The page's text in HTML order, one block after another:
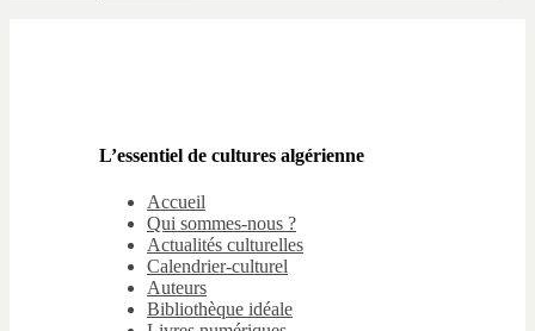
L’essentiel de cultures algérienne
Accueil
Qui sommes-nous ?
Actualités culturelles
Calendrier-culturel
Auteurs
Bibliothèque idéale